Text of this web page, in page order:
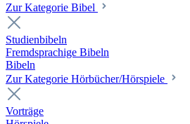
Zur Kategorie Bibel
Studienbibeln
Fremdsprachige Bibeln
Bibeln
Zur Kategorie Hörbücher/Hörspiele
Vorträge